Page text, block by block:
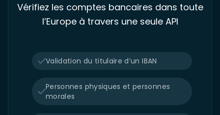
Vérifiez les comptes bancaires dans toute
l’Europe à travers une seule API
Validation du titulaire d’un IBAN
Personnes physiques et personnes
morales